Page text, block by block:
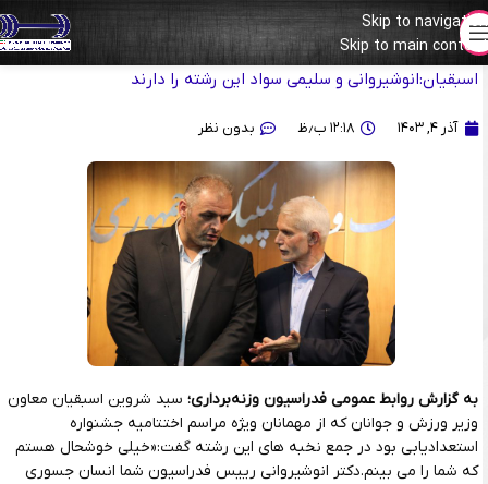
Skip to navigation
Skip to main content
تشکر ویژه وزیر از تلاش‌های فدراسیون وزنه‌برداری/ سید شروین
اسبقیان:انوشیروانی و سلیمی سواد این رشته را دارند
آذر ۴, ۱۴۰۳ ۱۲:۱۸ ب٫ظ بدون نظر
به گزارش روابط عمومی فدراسیون وزنه‌برداری؛ سید شروین اسبقیان معاون
وزیر ورزش و جوانان که از مهمانان ویژه مراسم اختتامیه جشنواره
استعدادیابی بود در جمع نخبه های این رشته گفت:«خیلی خوشحال هستم
که شما را می بینم.دکتر انوشیروانی رییس فدراسیون شما انسان جسوری